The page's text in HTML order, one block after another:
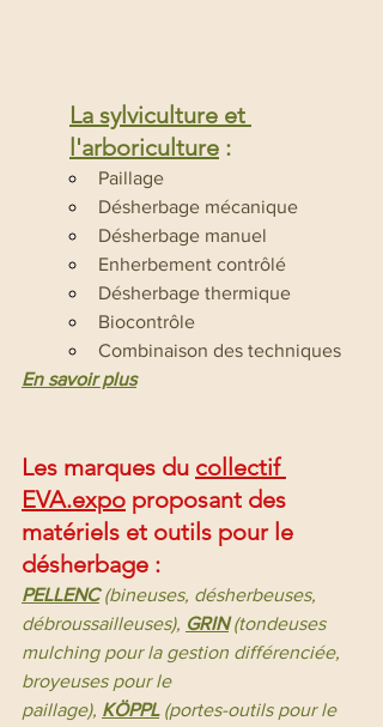
La sylviculture et
l'arboriculture :
Paillage
Désherbage mécanique
Désherbage manuel
Enherbement contrôlé
Désherbage thermique
Biocontrôle
Combinaison des techniques
En savoir plus
Les marques du collectif
EVA.expo proposant des
matériels et outils pour le
désherbage :
PELLENC (bineuses, désherbeuses,
débroussailleuses), GRIN (tondeuses
mulching pour la gestion différenciée,
broyeuses pour le
paillage), KÖPPL (portes-outils pour le